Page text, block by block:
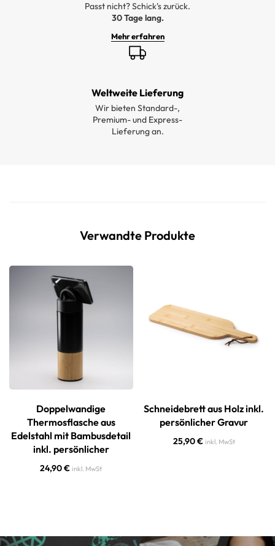
Passt nicht? Schick's zurück.
30 Tage lang.
Mehr erfahren
Weltweite Lieferung
Wir bieten Standard-,
Premium- und Express-
Lieferung an.
Verwandte Produkte
Doppelwandige
Thermosflasche aus
Edelstahl mit Bambusdetail
inkl. persönlicher
24,90€ inkl. MwSt
Schneidebrett aus Holz inkl.
persönlicher Gravur
25,90€ inkl. MwSt